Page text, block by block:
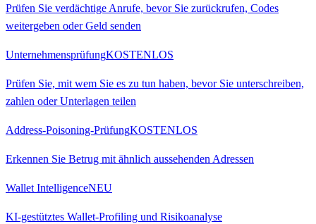
Prüfen Sie verdächtige Anrufe, bevor Sie zurückrufen, Codes
weitergeben oder Geld senden
UnternehmensprüfungKOSTENLOS
Prüfen Sie, mit wem Sie es zu tun haben, bevor Sie unterschreiben,
zahlen oder Unterlagen teilen
Address-Poisoning-PrüfungKOSTENLOS
Erkennen Sie Betrug mit ähnlich aussehenden Adressen
Wallet IntelligenceNEU
KI-gestütztes Wallet-Profiling und Risikoanalyse